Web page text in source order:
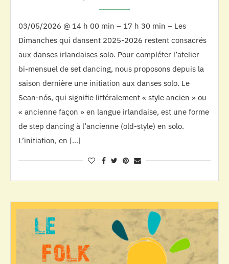
03/05/2026 @ 14 h 00 min – 17 h 30 min – Les
Dimanches qui dansent 2025-2026 restent consacrés
aux danses irlandaises solo. Pour compléter l’atelier
bi-mensuel de set dancing, nous proposons depuis la
saison dernière une initiation aux danses solo. Le
Sean-nós, qui signifie littéralement « style ancien » ou
« ancienne façon » en langue irlandaise, est une forme
de step dancing à l’ancienne (old-style) en solo.
L’initiation, en […]